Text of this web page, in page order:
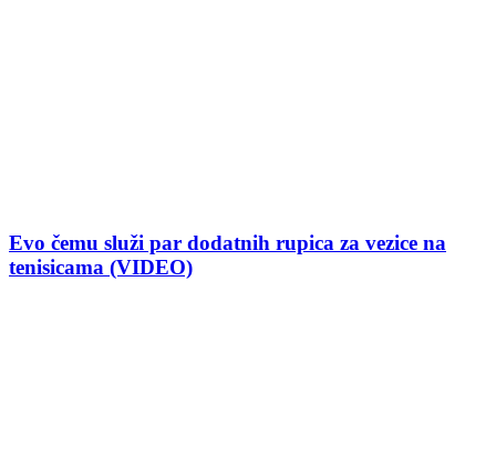
Evo čemu služi par dodatnih rupica za vezice na
tenisicama (VIDEO)